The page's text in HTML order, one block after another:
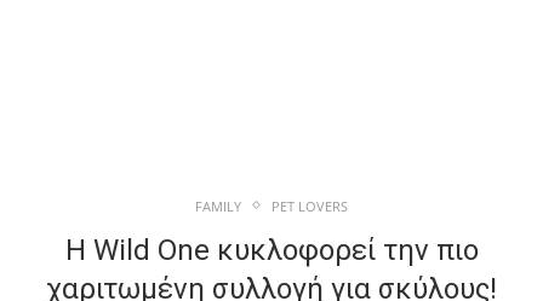
FAMILY PET LOVERS
Η Wild One κυκλοφορεί την πιο
χαριτωμένη συλλογή για σκύλους!